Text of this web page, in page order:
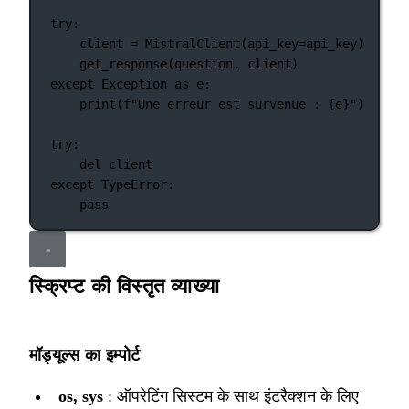
try:
client = MistralClient(api_key=api_key)
get_response(question, client)
except
Exception as e:
print (f"Une erreur est survenue : {e}" )
try:
del
client
except TypeError:
pass
स्क्रिप्ट की विस्तृत व्याख्या
मॉड्यूल्स का इम्पोर्ट
os, sys : ऑपरेटिंग सिस्टम के साथ इंटरैक्शन के लिए